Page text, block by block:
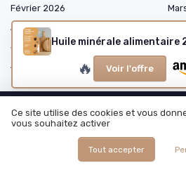
🔥 Voir l'offre
Février 2026
Avril 2026
Juin 2026
Août 2026
Préparation culinaire
Ce site utilise des cookies et vous
vous souhaitez activer
Tout accepter